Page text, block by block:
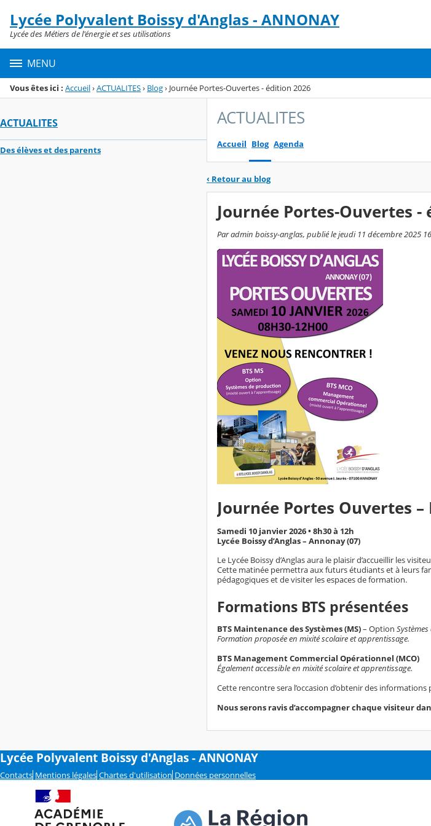
Menu de la rubrique
Contenu
Lycée Polyvalent Boissy d'Anglas - ANNONAY
Lycée des Métiers de l'énergie et ses utilisations
MENU
Vous êtes ici : Accueil›ACTUALITES› Blog› Journée Portes-Ouvertes - édition 2026
ACTUALITES
Des élèves et des parents
ACTUALITES
Accueil Blog Agenda
‹ Retour au blog
Journée Portes-Ouvertes -
Par admin boissy-anglas, publié le jeudi 11 décembre 2025
Journée Portes Ouvertes
Samedi 10 janvier 2026 • 8h30 à 12h
Lycée Boissy d’Anglas – Annonay (07)
Le Lycée Boissy d’Anglas aura le plaisir d’accueillir les
Cette matinée permettra aux futurs étudiants et à leurs
pédagogiques et de visiter les espaces de formation.
Formations BTS présentées
BTS Maintenance des Systèmes (MS)– Option
Formation proposée en mixité scolaire et apprentissage.
BTS Management Commercial Opérationnel (MCO)
Également accessible en mixité scolaire et apprentissage.
Cette rencontre sera l’occasion d’obtenir des
Nous serons ravis d’accompagner chaque visiteur
Lycée Polyvalent Boissy d'Anglas - ANNONAY
Contacts Mentions légales Chartes d'utilisation Données personnelles